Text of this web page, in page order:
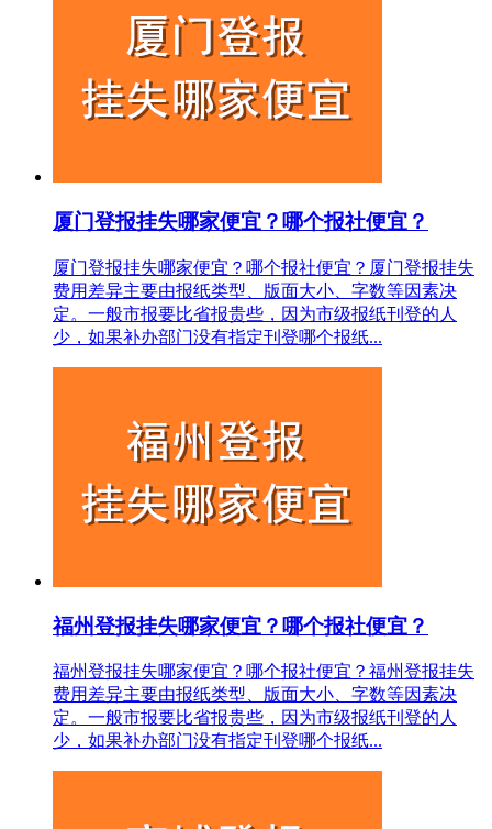
厦门登报挂失哪家便宜？哪个报社便宜？
厦门登报挂失哪家便宜？哪个报社便宜？厦门登报挂失
费用差异主要由报纸类型、版面大小、字数等因素决
定。一般市报要比省报贵些，因为市级报纸刊登的人
少，如果补办部门没有指定刊登哪个报纸...
福州登报挂失哪家便宜？哪个报社便宜？
福州登报挂失哪家便宜？哪个报社便宜？福州登报挂失
费用差异主要由报纸类型、版面大小、字数等因素决
定。一般市报要比省报贵些，因为市级报纸刊登的人
少，如果补办部门没有指定刊登哪个报纸...